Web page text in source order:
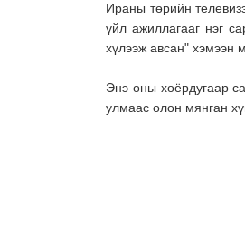
Ираны төрийн
үйл ажиллагааг нэг
хүлээж авсан" хэмээн
Энэ оны хоёрдугаар
улмаас олон мянган